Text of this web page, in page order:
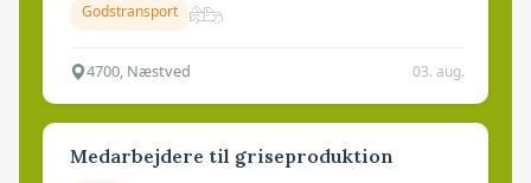
Godstransport
4700, Næstved 03. aug.
Medarbejdere til griseproduktion